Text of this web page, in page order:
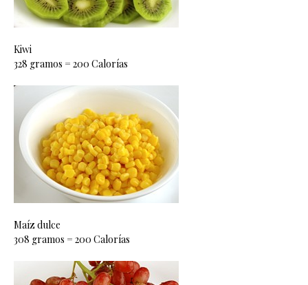
Kiwi
328 gramos = 200 Calorías
Maíz dulce
308 gramos = 200 Calorías